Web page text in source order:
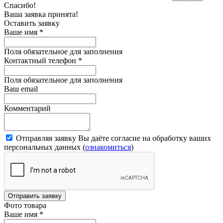
Спасибо!
Ваша заявка принята!
Оставить заявку
Ваше имя *
Поля обязательное для заполнения
Контактный телефон *
Поля обязательное для заполнения
Ваш email
Комментарий
Отправляя заявку Вы даёте согласие на обработку ваших
персональных данных (ознакомиться)
Отправить заявку
Фото товара
Ваше имя *